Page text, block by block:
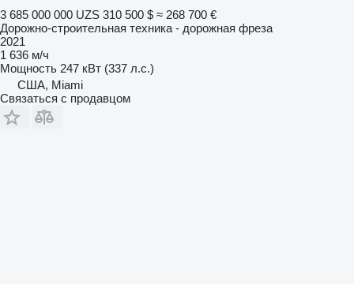
3 685 000 000 UZS 310 500 $ ≈ 268 700 €
Дорожно-строительная техника - дорожная фреза
2021
1 636 м/ч
Мощность 247 кВт (337 л.с.)
США, Miami
Связаться с продавцом